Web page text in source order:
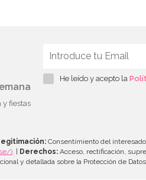
y fiestas
He leído y acepto la
Consentimiento del
) . | Derechos: Acceso, rectificación,
y detallada sobre la Protección de